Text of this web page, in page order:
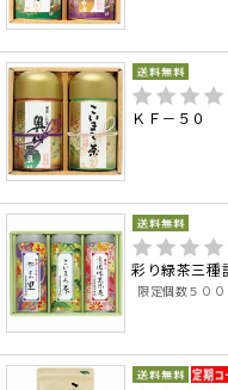
ＫＦ－５０
彩り緑茶三種
限定個数５００